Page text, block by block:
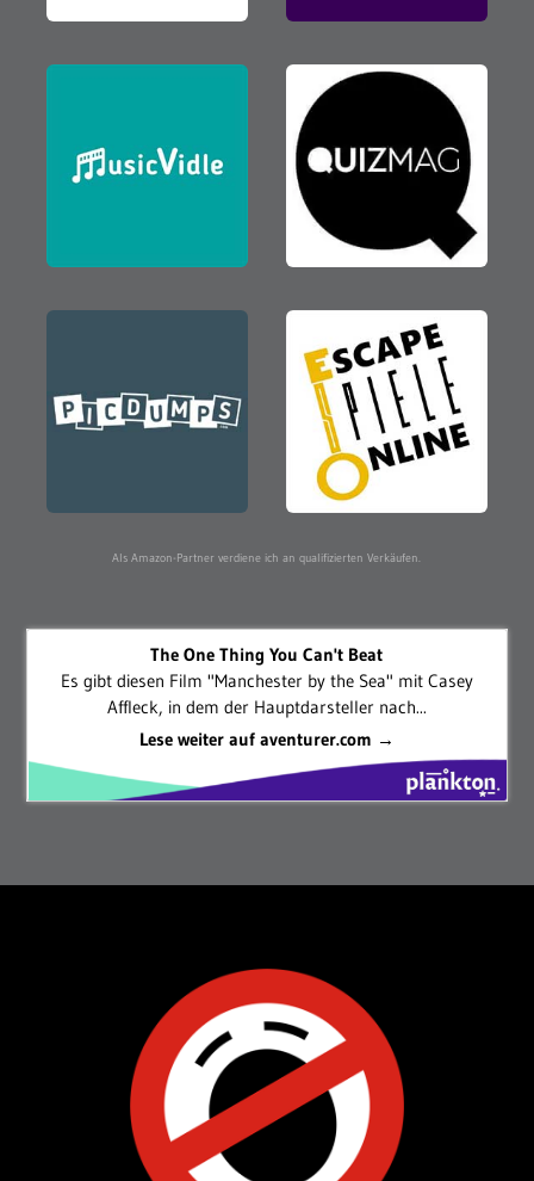
Als Amazon-Partner verdiene ich an qualifizierten Verkäufen.
The One Thing You Can't Beat
Es gibt diesen Film "Manchester by the Sea" mit Casey
Affleck, in dem der Hauptdarsteller nach...
Lese weiter auf aventurer.com →